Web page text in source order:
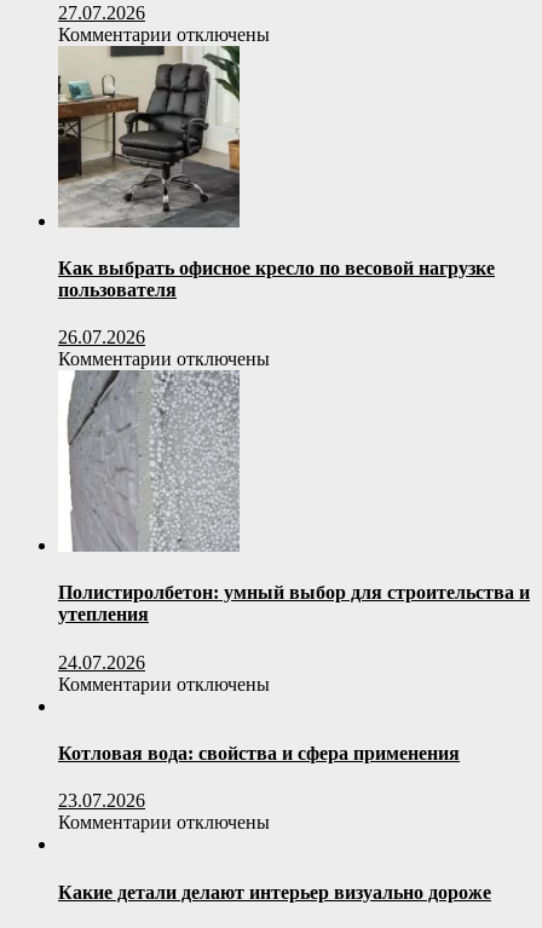
27.07.2026
Комментарии к
записи
Чугунные
печи
Prometall:
инженерный
подход
к
отопительному
оборудованию
отключены
Как выбрать офисное кресло по весовой нагрузке
пользователя
26.07.2026
Комментарии к
записи
Как
выбрать
офисное
кресло
по
весовой
нагрузке
пользователя
отключены
Полистиролбетон: умный выбор для строительства и
утепления
24.07.2026
Комментарии к
умный
выбор
и
отключены
Котловая вода: свойства и сфера применения
23.07.2026
Комментарии к
вода:
свойства
отключены
Какие детали делают интерьер визуально дороже